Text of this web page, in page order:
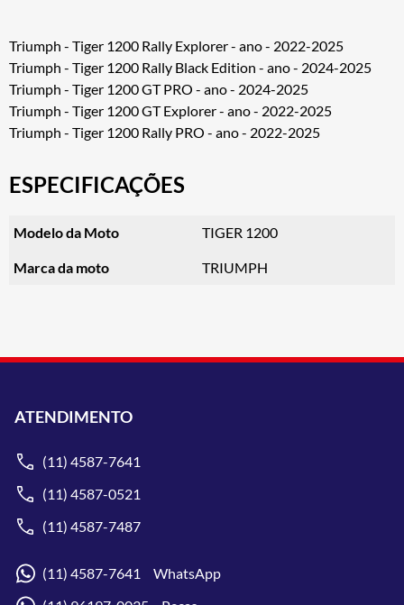
Triumph - Tiger 1200 Rally Explorer - ano - 2022-2025
Triumph - Tiger 1200 Rally Black Edition - ano - 2024-2025
Triumph - Tiger 1200 GT PRO - ano - 2024-2025
Triumph - Tiger 1200 GT Explorer - ano - 2022-2025
Triumph - Tiger 1200 Rally PRO - ano - 2022-2025
ESPECIFICAÇÕES
Modelo da Moto TIGER 1200
Marca da moto TRIUMPH
ATENDIMENTO
(11) 4587-7641
(11) 4587-0521
(11) 4587-7487
(11) 4587-7641 WhatsApp